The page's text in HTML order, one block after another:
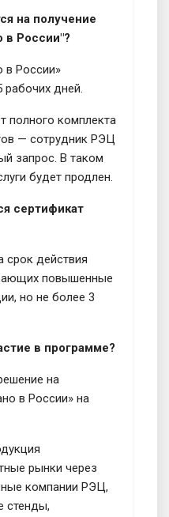
на получение
в России"?
в России»
рабочих дней.
полного комплекта
— сотрудник РЭЦ
запрос. В таком
будет продлен.
сертификат
срок действия
повышенные
но не более 3
в программе?
на
в России» на
рынки через
компании РЭЦ,
стенды,